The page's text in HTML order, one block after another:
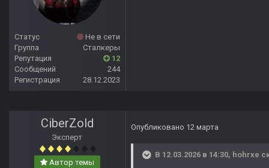
Статус
Не в сети
Группа
Сталкеры
Репутация
12
Сообщений
244
Регистрация
28.12.2023
CiberZold
Эксперт
Автор темы
Опубликовано 12 марта
В 12.03.2026 в 14:30, hohrxe